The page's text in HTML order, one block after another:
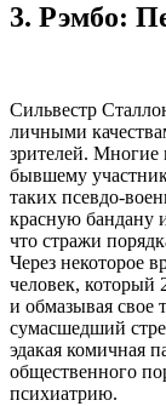
3. Рэмбо:
Сильвестр
личными
зрителей.
бывшему
таких псевдо-
красную бандану
что стражи
Через некоторое
человек, который
и обмазывая свое
сумасшедший
эдакая комичная
общественного
психиатрию.